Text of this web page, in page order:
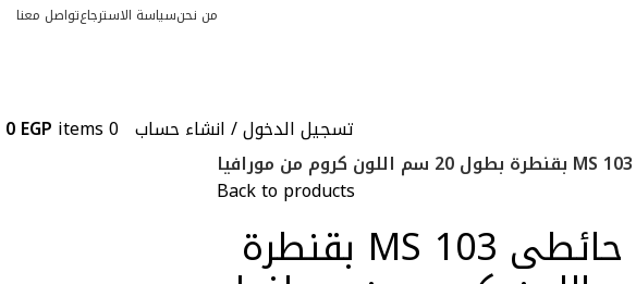
من نحنسياسة الاسترجاعتواصل معنا
تسجيل الدخول / انشاء حساب 0
items
0EGP
Back to products
خلاط مطبخ حائطى MS 103 بقنطرة